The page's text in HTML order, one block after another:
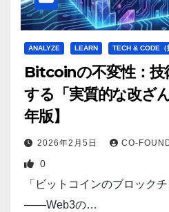
ANALYZE LEARN TECH & CODE（
Bitcoinの不変性：技
する「実質的な改ざ
年版】
2026年2月5日 CO-
0
「ビットコインのブロック
——Web3の…